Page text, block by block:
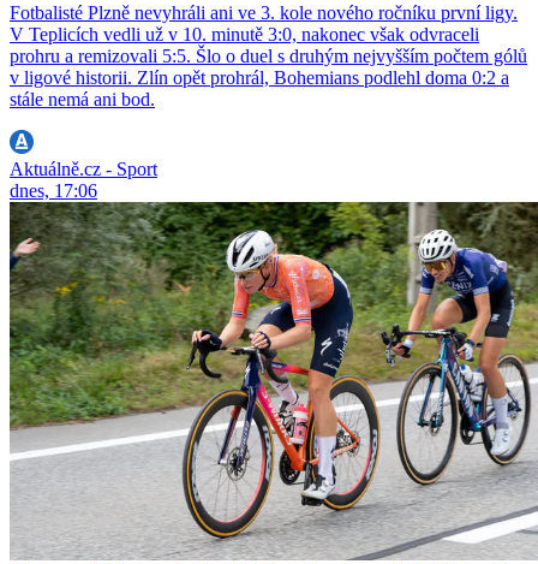
Fotbalisté Plzně nevyhráli ani ve 3. kole nového ročníku první ligy.
V Teplicích vedli už v 10. minutě 3:0, nakonec však odvraceli
prohru a remizovali 5:5. Šlo o duel s druhým nejvyšším počtem gólů
v ligové historii. Zlín opět prohrál, Bohemians podlehl doma 0:2 a
stále nemá ani bod.
Aktuálně.cz - Sport
dnes, 17:06